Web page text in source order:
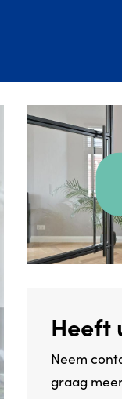
Heeft
Neem
graag